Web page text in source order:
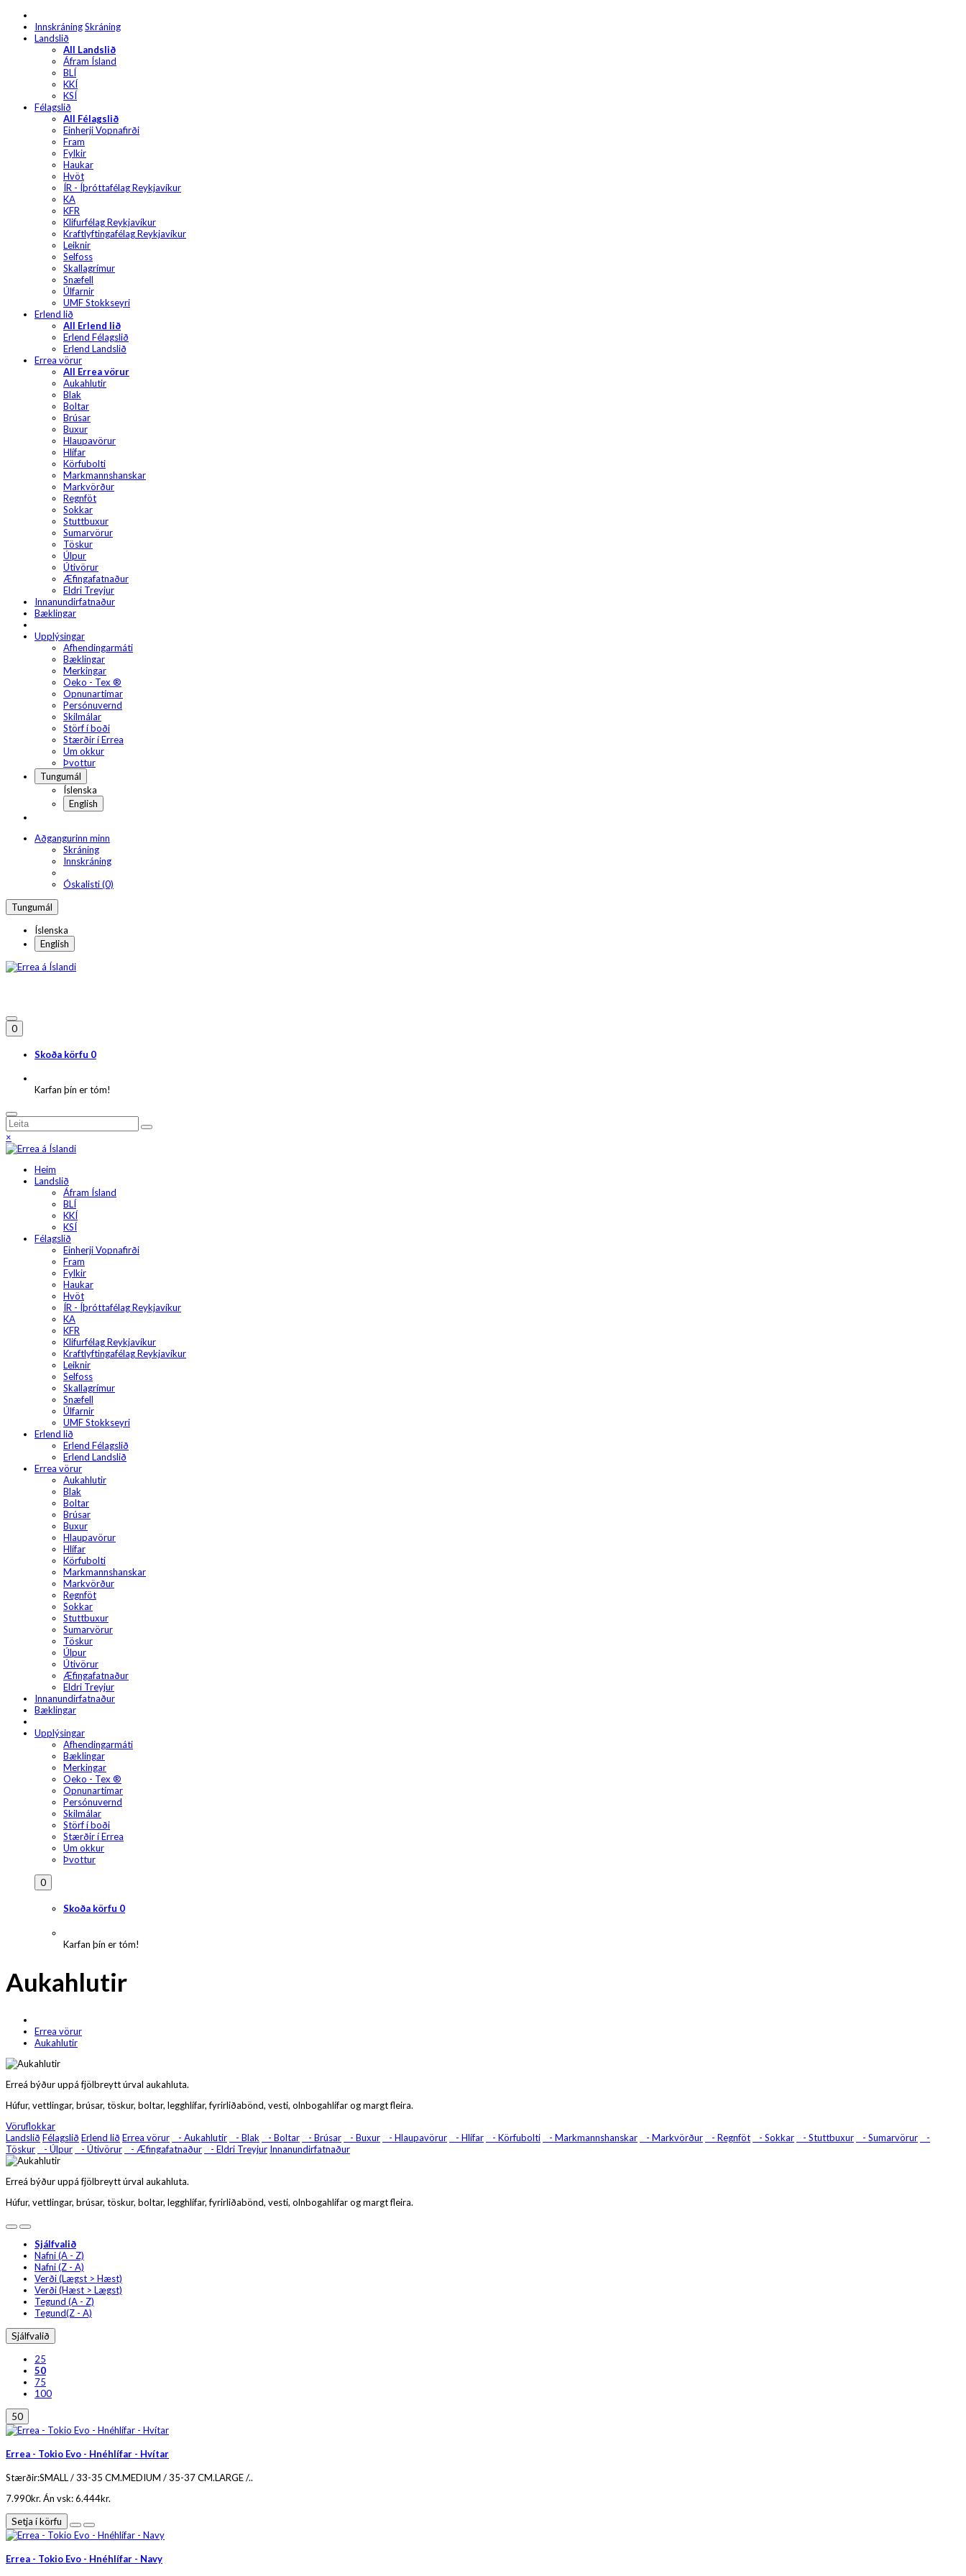
InnskráningSkráning
Landslið
All Landslið
Áfram Ísland
BLÍ
KKÍ
KSÍ
Félagslið
All Félagslið
Einherji Vopnafirði
Fram
Fylkir
Haukar
Hvöt
ÍR - Íþróttafélag Reykjavíkur
KA
KFR
Klifurfélag Reykjavíkur
Kraftlyftingafélag Reykjavíkur
Leiknir
Selfoss
Skallagrímur
Snæfell
Úlfarnir
UMF Stokkseyri
Erlend lið
All Erlend lið
Erlend Félagslið
Erlend Landslið
Errea vörur
All Errea vörur
Aukahlutir
Blak
Boltar
Brúsar
Buxur
Hlaupavörur
Hlífar
Körfubolti
Markmannshanskar
Markvörður
Regnföt
Sokkar
Stuttbuxur
Sumarvörur
Töskur
Úlpur
Útivörur
Æfingafatnaður
Eldri Treyjur
Innanundirfatnaður
Bæklingar
Upplýsingar
Afhendingarmáti
Bæklingar
Merkingar
Oeko - Tex ®
Opnunartímar
Persónuvernd
Skilmálar
Störf í boði
Stærðir í Errea
Um okkur
Þvottur
Tungumál
Íslenska
English
Aðgangurinn minn
Skráning
Innskráning
Óskalisti (0)
Tungumál
Íslenska
English
0
Skoða körfu 0
Karfan þín er tóm!
×
Heim
Landslið
Áfram Ísland
BLÍ
KKÍ
KSÍ
Félagslið
Einherji Vopnafirði
Fram
Fylkir
Haukar
Hvöt
ÍR - Íþróttafélag Reykjavíkur
KA
KFR
Klifurfélag Reykjavíkur
Kraftlyftingafélag Reykjavíkur
Leiknir
Selfoss
Skallagrímur
Snæfell
Úlfarnir
UMF Stokkseyri
Erlend lið
Erlend Félagslið
Erlend Landslið
Errea vörur
Aukahlutir
Blak
Boltar
Brúsar
Buxur
Hlaupavörur
Hlífar
Körfubolti
Markmannshanskar
Markvörður
Regnföt
Sokkar
Stuttbuxur
Sumarvörur
Töskur
Úlpur
Útivörur
Æfingafatnaður
Eldri Treyjur
Innanundirfatnaður
Bæklingar
Upplýsingar
Afhendingarmáti
Bæklingar
Merkingar
Oeko - Tex ®
Opnunartímar
Persónuvernd
Skilmálar
Störf í boði
Stærðir í Errea
Um okkur
Þvottur
0
Skoða körfu 0
Karfan þín er tóm!
Aukahlutir
Errea vörur
Aukahlutir
Erreá býður uppá fjölbreytt úrval aukahluta.
Húfur, vettlingar, brúsar, töskur, boltar, legghlífar, fyrirliðabönd, vesti, olnbogahlífar og margt fleira.
Vöruflokkar
Landslið Félagslið Erlend lið Errea vörur - Aukahlutir - Blak - Boltar - Brúsar - Buxur - Hlaupavörur - Hlífar - Körfubolti - Markmannshanskar - Markvörður - Regnföt - Sokkar - Stuttbuxur - Sumarvörur
-
Töskur
- Úlpur - Útivörur - Æfingafatnaður - Eldri Treyjur Innanundirfatnaður
Erreá býður uppá fjölbreytt úrval aukahluta.
Húfur, vettlingar, brúsar, töskur, boltar, legghlífar, fyrirliðabönd, vesti, olnbogahlífar og margt fleira.
Sjálfvalið
Nafni (A - Z)
Nafni (Z - A)
Verði (Lægst > Hæst)
Verði (Hæst > Lægst)
Tegund (A - Z)
Tegund(Z - A)
Sjálfvalið
25
50
75
100
50
Errea - Tokio Evo - Hnéhlífar - Hvítar
Stærðir:SMALL / 33-35 CM.MEDIUM / 35-37 CM.LARGE /..
7.990kr. Án vsk: 6.444kr.
Setja í körfu
Errea - Tokio Evo - Hnéhlífar - Navy